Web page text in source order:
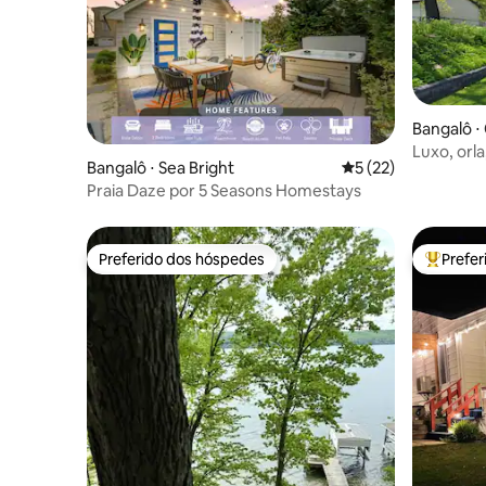
Bangalô ⋅ Sea Bright 5 de uma avaliação
5 (22)
Praia Daze por 5 Seasons Homestays
Bangalô
Luxo,
Preferido dos hóspedes
Preferido dos hóspedes Entre